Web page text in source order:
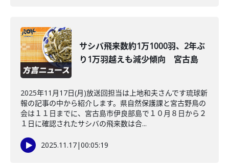
サシバ飛来数約1万1000羽、2年ぶ
り1万羽越えも減少傾向 宮古島
2025年11月17日(月)放送回担当は上地和夫さんです琉球新
報の記事の中から紹介します。県自然保護課と宮古野鳥の
会は１１日までに、宮古島市伊良部島で１０月８日から２
１日に確認されたサシバの飛来数は合...
2025.11.17|00:05:19